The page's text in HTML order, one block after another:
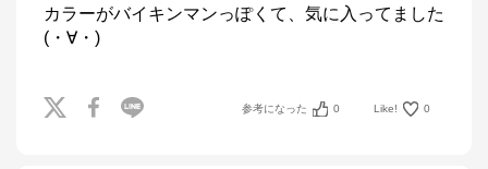
カラーがバイキンマンっぽくて、気に入ってました
(・∀・)
参考になった 0 Like! 0